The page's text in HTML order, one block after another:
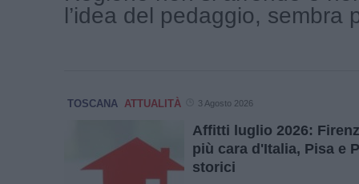
l’idea del pedaggio, sembra
TOSCANA ATTUALITÀ 3 Agosto 2026
Affitti luglio 2026:
più cara d'Italia, Pisa e
storici